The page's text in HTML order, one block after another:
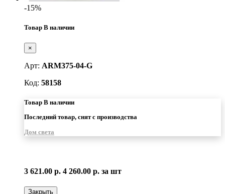
-15%
Товар В наличии
×
Арт: ARM375-04-G
Код: 58158
Товар В наличии
Последний товар, снят с производства
Дом света
3 621.00 р. 4 260.00 р. за шт
Закрыть